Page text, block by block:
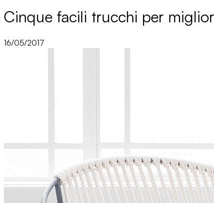
Cinque facili trucchi per
16/05/2017